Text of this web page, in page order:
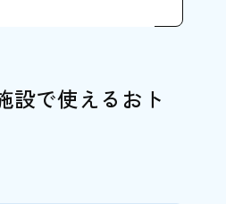
設で使えるおト